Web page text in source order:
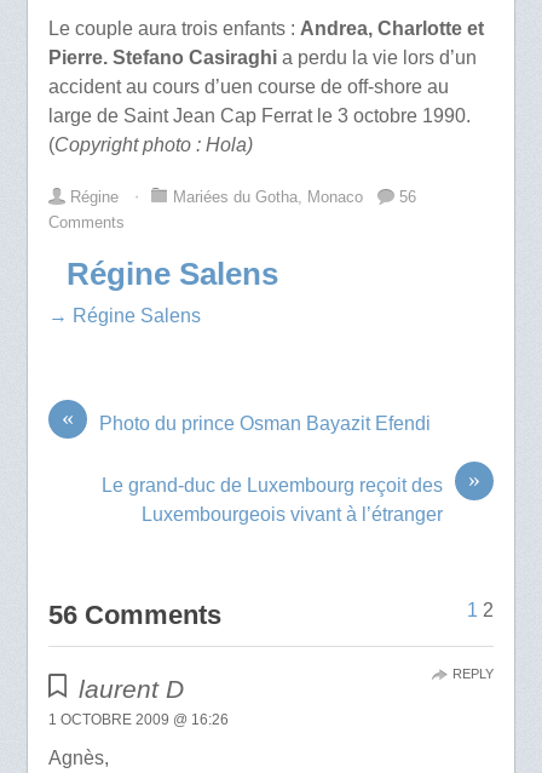
Le couple aura trois enfants : Andrea, Charlotte et
Pierre. Stefano Casiraghia perdu la vie lors d’un
accident au cours d’uen course de off-shore au
large de Saint Jean Cap Ferrat le 3 octobre 1990.
(Copyright photo : Hola)
Régine ⋅ Mariées du Gotha, Monaco
56
Comments
Régine Salens
→ Régine Salens
« Photo du prince Osman Bayazit Efendi
»
Le grand-duc de Luxembourg reçoit des
Luxembourgeois vivant à l’étranger
56 Comments 1 2
laurent D
1 OCTOBRE 2009 @ 16:26
Agnès,
REPLY